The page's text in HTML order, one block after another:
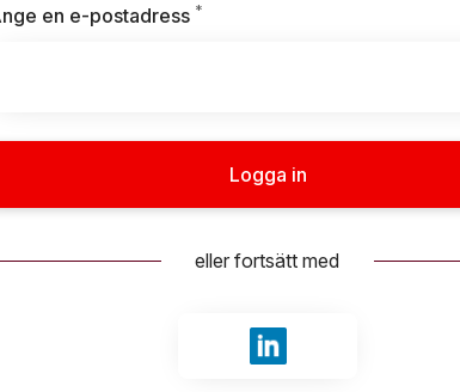
en e-postadress *
Logga in
eller fortsätt med
Logga in med LinkedIn